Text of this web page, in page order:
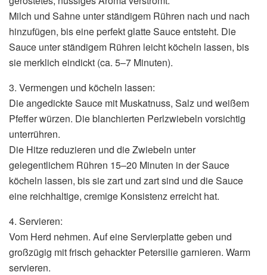
Milch und Sahne unter ständigem Rühren nach und nach
hinzufügen, bis eine perfekt glatte Sauce entsteht. Die
Sauce unter ständigem Rühren leicht köcheln lassen, bis
sie merklich eindickt (ca. 5–7 Minuten).
3. Vermengen und köcheln lassen:
Die angedickte Sauce mit Muskatnuss, Salz und weißem
Pfeffer würzen. Die blanchierten Perlzwiebeln vorsichtig
unterrühren.
Die Hitze reduzieren und die Zwiebeln unter
gelegentlichem Rühren 15–20 Minuten in der Sauce
köcheln lassen, bis sie zart und zart sind und die Sauce
eine reichhaltige, cremige Konsistenz erreicht hat.
4. Servieren:
Vom Herd nehmen. Auf eine Servierplatte geben und
großzügig mit frisch gehackter Petersilie garnieren. Warm
servieren.